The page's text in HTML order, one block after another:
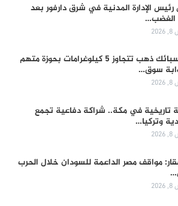
رئيس الإدارة المدنية في شرق دارفور بعد
الغضب…
ضبط سبائك ذهب تتجاوز 5 كيلوغرامات بحوزة متهم
سوق…
تاريخية في مكة.. شراكة دفاعية تجمع
وتركيا…
مواقف مصر الداعمة للسودان خلال الحرب